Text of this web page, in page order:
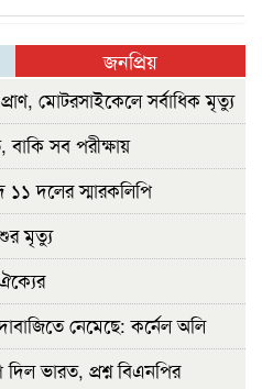
জনপ্রিয়
মোটরসাইকেলে সর্বাধিক মৃত্যু
বাকি সব পরীক্ষায়
১১ দলের স্মারকলিপি
মৃত্যু
নেমেছে: কর্নেল অলি
ভারত, প্রশ্ন বিএনপির